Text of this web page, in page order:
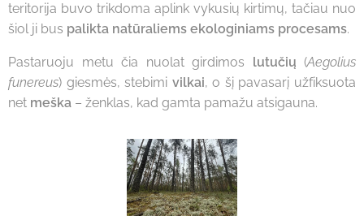
teritorija buvo trikdoma aplink vykusių kirtimų, tačiau nuo
šiol ji bus palikta natūraliems ekologiniams procesams.
Pastaruoju metu čia nuolat girdimos lutučių (Aegolius
funereus) giesmės, stebimi vilkai, o šį pavasarį užfiksuota
net meška – ženklas, kad gamta pamažu atsigauna.